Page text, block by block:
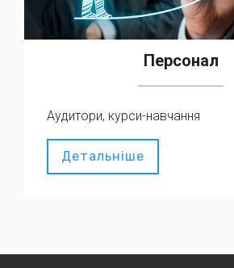
Персонал
Аудитори, курси-навчання
Детальніше